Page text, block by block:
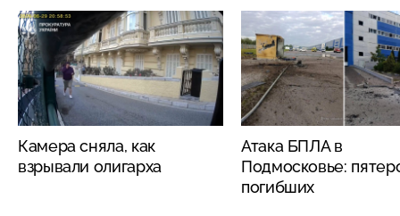
Камера сняла, как
взрывали олигарха
Атака БПЛА в
Подмосковье:
погибших